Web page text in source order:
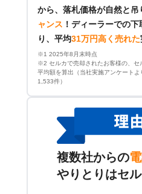
から、落札価格が自然と吊
ャンス ！ ディーラーでの下
り、平均31万円高く売れた
※1 2025年8月末時点
※2 セルカで売却されたお客様の、セ
平均額を算出（当社実施アンケート
1,533件）
複数社からの
やりとりはセ